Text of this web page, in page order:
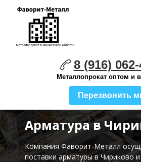
8 (916)
Металлопрокат оптом и
Перезвонить
Арматура в
Компания Фаворит-Металл
поставкиарматуры в Чириково